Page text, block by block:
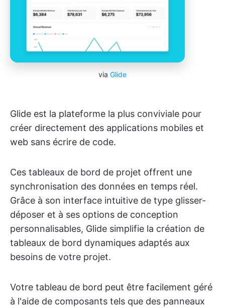
via Glide
Glide est la plateforme la plus conviviale pour
créer directement des applications mobiles et
web sans écrire de code.
Ces tableaux de bord de projet offrent une
synchronisation des données en temps réel.
Grâce à son interface intuitive de type glisser-
déposer et à ses options de conception
personnalisables, Glide simplifie la création de
tableaux de bord dynamiques adaptés aux
besoins de votre projet.
Votre tableau de bord peut être facilement géré
à l'aide de composants tels que des panneaux